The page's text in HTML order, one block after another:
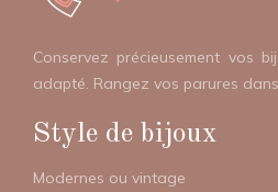
Conservez précieusement vos
adapté. Rangez vos parures
Style de bijoux
Modernes ou vintage